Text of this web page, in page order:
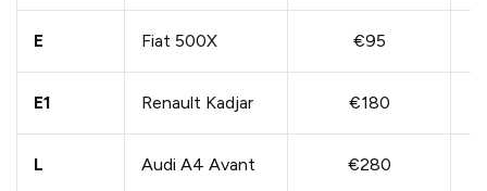
E Fiat 500X €95
E1 Renault Kadjar €180
L Audi A4 Avant €280